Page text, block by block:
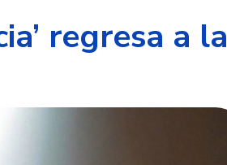
regresa a la